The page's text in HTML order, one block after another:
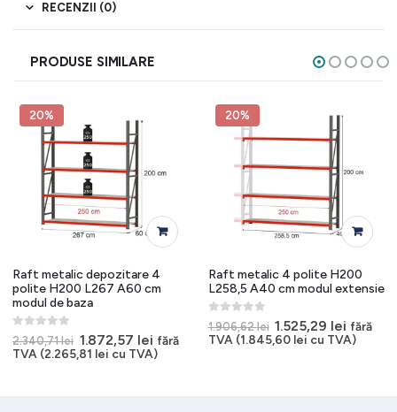
RECENZII (0)
PRODUSE SIMILARE
20%
Raft metalic depozitare 4
polite H200 L267 A60 cm
modul de baza
0 out of 5
2.340,71lei Prețul
inițial
1.872,57 leiPrețul
curent
fără
TVA (2.265,81 lei cu TVA)
20%
Raft metalic 4 polite H200
L258,5 A40 cm modul extensie
0 out of 5
1.906,62lei Prețul
inițial
1.525,29 lei Prețul
curent
fără
TVA (1.845,60 lei cu TVA)